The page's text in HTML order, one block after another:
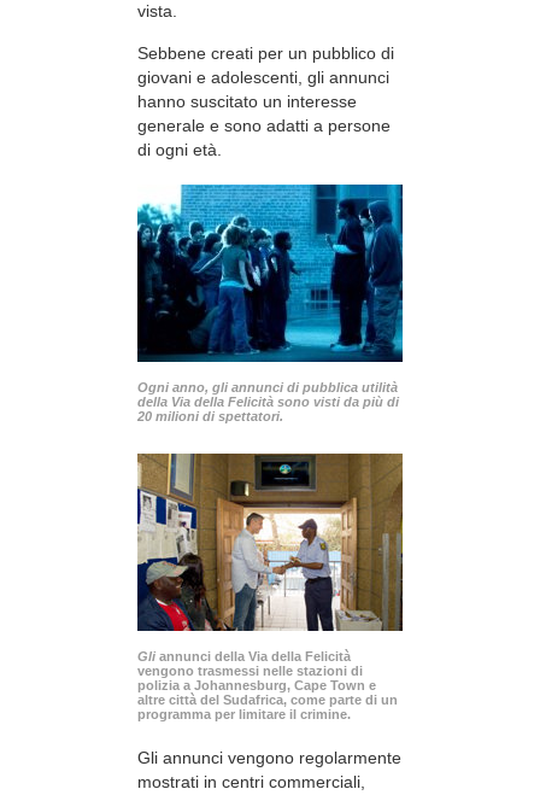
vista.
Sebbene creati per un pubblico di
giovani e adolescenti, gli annunci
hanno suscitato un interesse
generale e sono adatti a persone
di ogni età.
Ogni anno, gli annunci di pubblica utilità
della Via della Felicità sono visti da più di
20 milioni di spettatori.
Gli annunci della Via della Felicità
vengono trasmessi nelle stazioni di
polizia a Johannesburg, Cape Town e
altre città del Sudafrica, come parte di un
programma per limitare il crimine.
Gli annunci vengono regolarmente
mostrati in centri commerciali,